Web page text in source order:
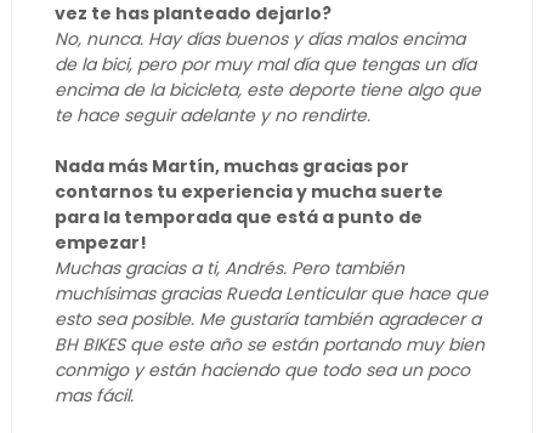
vez te has planteado dejarlo?
No, nunca. Hay días buenos y días malos encima
de la bici, pero por muy mal día que tengas un día
encima de la bicicleta, este deporte tiene algo que
te hace seguir adelante y no rendirte.
Nada más Martín, muchas gracias por
contarnos tu experiencia y mucha suerte
para la temporada que está a punto de
empezar!
Muchas gracias a ti, Andrés. Pero también
muchísimas gracias Rueda Lenticular que hace que
esto sea posible. Me gustaría también agradecer a
BH BIKES que este año se están portando muy bien
conmigo y están haciendo que todo sea un poco
mas fácil.